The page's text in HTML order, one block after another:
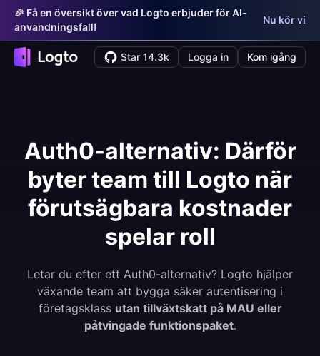
🎉 Få en översikt över vad Logto erbjuder för AI-
användningsfall!
Nu kör vi
Star 14.3k Logga in Kom igång
Auth0-alternativ: Därför
byter team till Logto när
förutsägbara kostnader
spelar roll
Letar du efter ett Auth0-alternativ? Logto hjälper
växande team att bygga säker autentisering i
företagsklass utan tillväxtskatt på MAU eller
påtvingade funktionspaket.